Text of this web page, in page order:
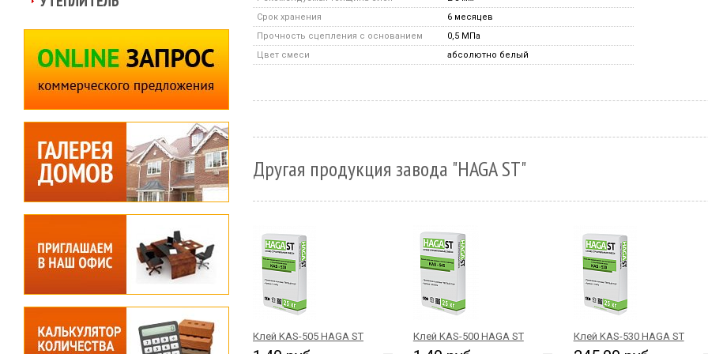
Срок хранения
6 месяцев
Прочность сцепления с основанием
0,5 МПа
Цвет смеси
абсолютно белый
Другая продукция завода "HAGA ST"
Клей KAS-505 HAGA ST Клей KAS-500 HAGA ST Клей KAS-530 HAGA ST